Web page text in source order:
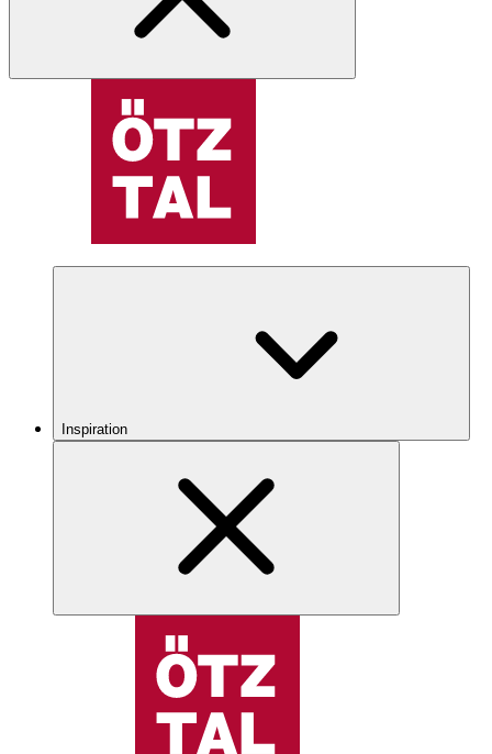
Inspiration